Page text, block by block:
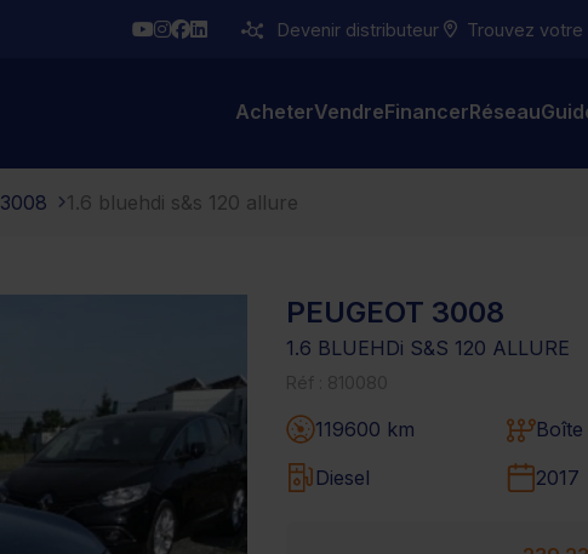
YouTube
Instagram
Facebook
LinkedinDevenir distributeur Trouvez
AcheterVendreFinancerRéseau
3008 1.6 bluehdi s&s 120 allure
PEUGEOT 3008
1.6 BLUEHDi S&S 120 ALLURE
119600 km
Diesel
2017